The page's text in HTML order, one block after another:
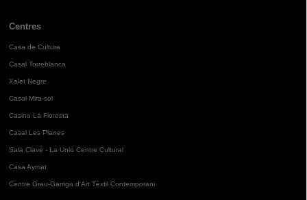
Centres
Casa de Cultura
Casal Torreblanca
Xalet Negre
Casal Mira-sol
Casino La Floresta
Casal Les Planes
Sala Clavé - La Unió Centre Cultural
Casa Aymat
Centre Grau-Garriga d'Art Tèxtil Contemporani